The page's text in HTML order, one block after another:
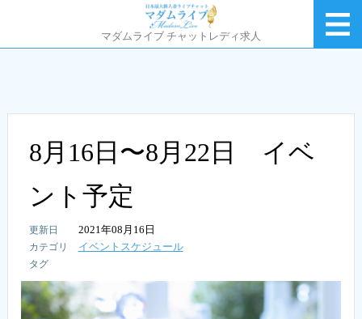
マダムライブ チャットレディ求人
8月16日〜8月22日 イベ
ント予定
2021年08月16日
イベントスケジュール